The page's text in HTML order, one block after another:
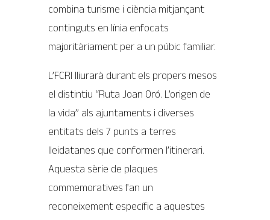
combina turisme i ciència mitjançant
continguts en línia enfocats
majoritàriament per a un púbic familiar.
L’FCRI lliurarà durant els propers mesos
el distintiu “Ruta Joan Oró. L’origen de
la vida” als ajuntaments i diverses
entitats dels 7 punts a terres
lleidatanes que conformen l’itinerari.
Aquesta sèrie de plaques
commemoratives fan un
reconeixement específic a aquestes